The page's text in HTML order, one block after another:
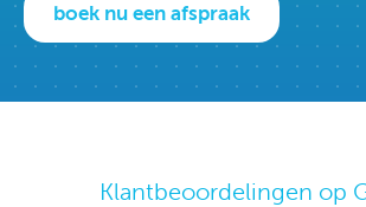
boek nu een afspraak
Klantbeoordelingen op